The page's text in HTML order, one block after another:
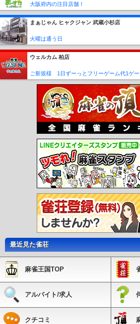
大阪府内の注目店舗！
まぁじゃん ヒャクジャン 武蔵小杉店
火曜は通う日
ウェルカム 柏店
ご新規様 1日ずーっとフリーゲーム代1ゲー
最近見た雀荘
麻雀王国TOP
アルバイト/求人
クチコミ